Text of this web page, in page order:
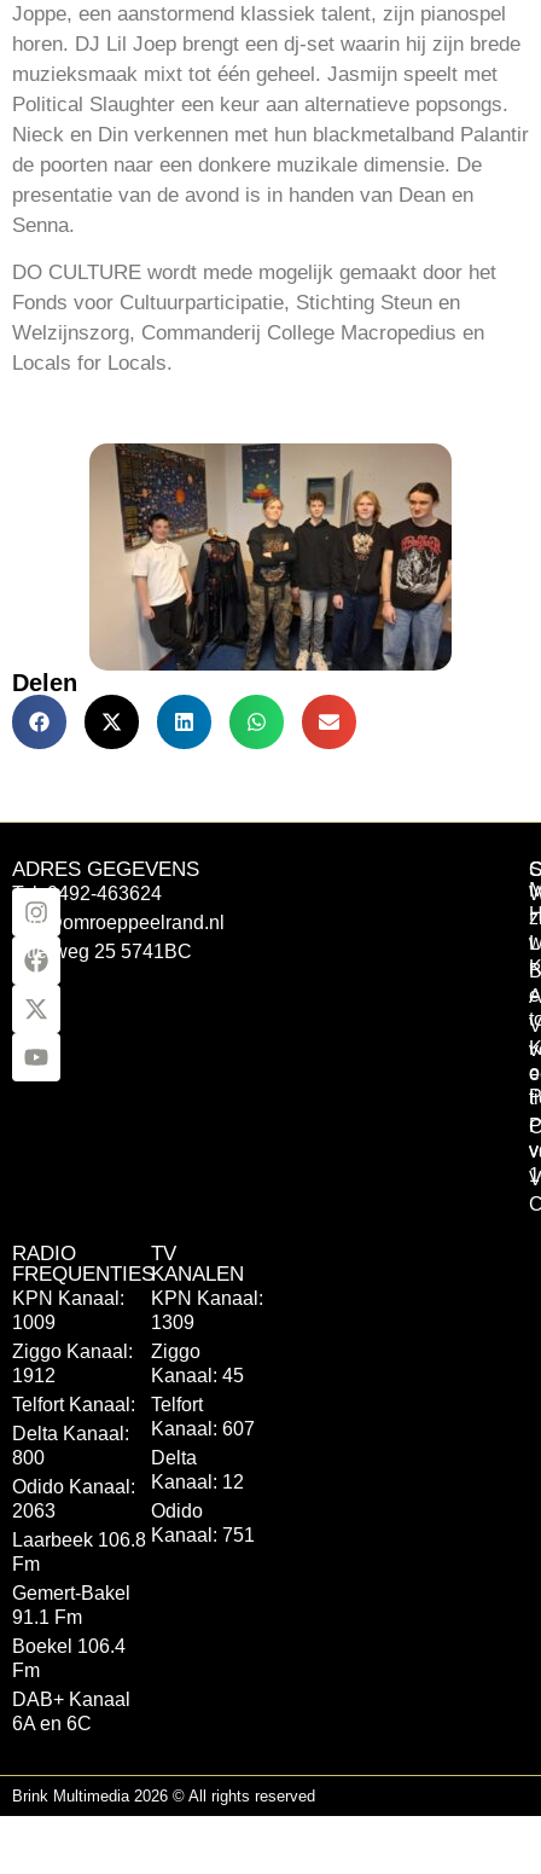
Joppe, een aanstormend klassiek talent, zijn pianospel
horen. DJ Lil Joep brengt een dj-set waarin hij zijn brede
muzieksmaak mixt tot één geheel. Jasmijn speelt met
Political Slaughter een keur aan alternatieve popsongs.
Nieck en Din verkennen met hun blackmetalband Palantir
de poorten naar een donkere muzikale dimensie. De
presentatie van de avond is in handen van Dean en
Senna.
DO CULTURE wordt mede mogelijk gemaakt door het
Fonds voor Cultuurparticipatie, Stichting Steun en
Welzijnszorg, Commanderij College Macropedius en
Locals for Locals.
Delen
ADRES GEGEVENS
Tel: 0492-463624
info@omroeppeelrand.nl
Otterweg 25 5741BC
RADIO
FREQUENTIES
KPN Kanaal:
1009
Ziggo Kanaal:
1912
Telfort Kanaal:
Delta Kanaal:
800
Odido Kanaal:
2063
Laarbeek 106.8
Fm
Gemert-Bakel
91.1 Fm
Boekel 106.4
Fm
DAB+ Kanaal
6A en 6C
TV
KANALEN
KPN Kanaal:
1309
Ziggo
Kanaal: 45
Telfort
Kanaal: 607
Delta
Kanaal: 12
Odido
Kanaal: 751
Brink Multimedia 2026 © All rights reserved